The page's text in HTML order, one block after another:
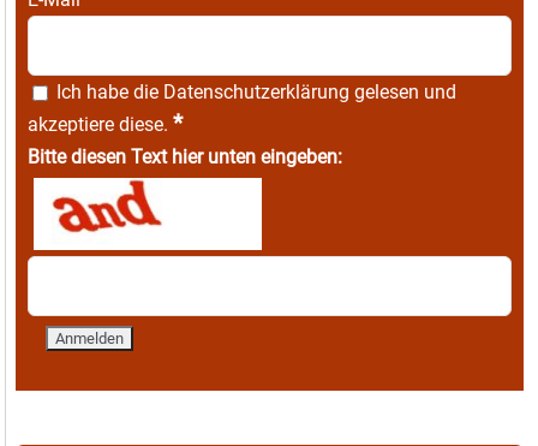
Ich habe die Datenschutzerklärung gelesen und
akzeptiere diese. *
Bitte diesen Text hier unten eingeben: